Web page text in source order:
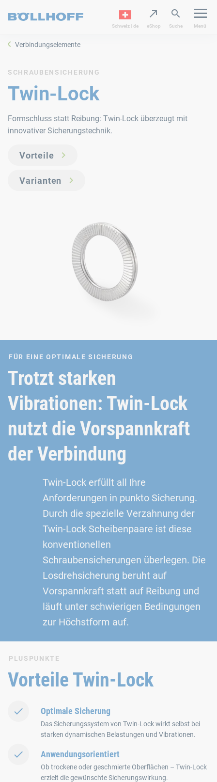
Schweiz | de eShop Suche Menü
Verbindungselemente
SCHRAUBENSICHERUNG
Twin-Lock
Formschluss statt Reibung: Twin-Lock überzeugt mit
innovativer Sicherungstechnik.
Vorteile
Varianten
FÜR EINE OPTIMALE SICHERUNG
Trotzt starken
Vibrationen: Twin-Lock
nutzt die Vorspannkraft
der Verbindung
Twin-Lock erfüllt all Ihre
Anforderungen in punkto Sicherung.
Durch die spezielle Verzahnung der
Twin-Lock Scheibenpaare ist diese
konventionellen
Schraubensicherungen überlegen. Die
Losdrehsicherung beruht auf
Vorspannkraft statt auf Reibung und
läuft unter schwierigen Bedingungen
zur Höchstform auf.
PLUSPUNKTE
Vorteile Twin-Lock
Optimale Sicherung
Das Sicherungssystem von Twin-Lock wirkt selbst bei
starken dynamischen Belastungen und Vibrationen.
Anwendungsorientiert
Ob trockene oder geschmierte Oberflächen – Twin-Lock
erzielt die gewünschte Sicherungswirkung.